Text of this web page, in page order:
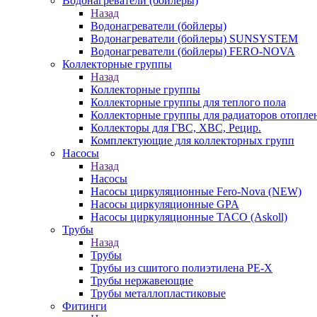
Назад
Водонагреватели (бойлеры)
Водонагреватели (бойлеры) SUNSYSTEM
Водонагреватели (бойлеры) FERO-NOVA
Коллекторные группы
Назад
Коллекторные группы
Коллекторные группы для теплого пола
Коллекторные группы для радиаторов
Коллекторы для ГВС, ХВС, Рецир.
Комплектующие для коллекторных групп
Насосы
Назад
Насосы
Насосы циркуляционные Fero-Nova (NEW)
Насосы циркуляционные GPA
Насосы циркуляционные TACO (Askoll)
Трубы
Назад
Трубы
Трубы из сшитого полиэтилена PE-X
Трубы нержавеющие
Трубы металлопластиковые
Фитинги